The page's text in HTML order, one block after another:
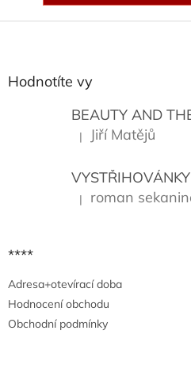
Hodnotíte vy
BEAUTY AND
Hodnocení produktu je
| Jiří Matějů
Hodnocení produktu je
| roman
****
Adresa+otevírací doba
Hodnocení obchodu
Obchodní podmínky